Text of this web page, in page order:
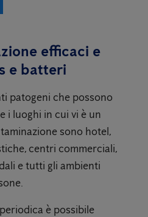
efficaci e
e batteri
patogeni che possono
i luoghi in cui vi è un
sono hotel,
centri commerciali,
e tutti gli ambienti
è possibile